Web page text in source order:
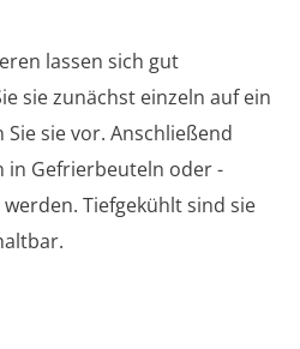
lassen sich gut
sie zunächst einzeln auf ein
sie vor. Anschließend
in Gefrierbeuteln oder -
Tiefgekühlt sind sie